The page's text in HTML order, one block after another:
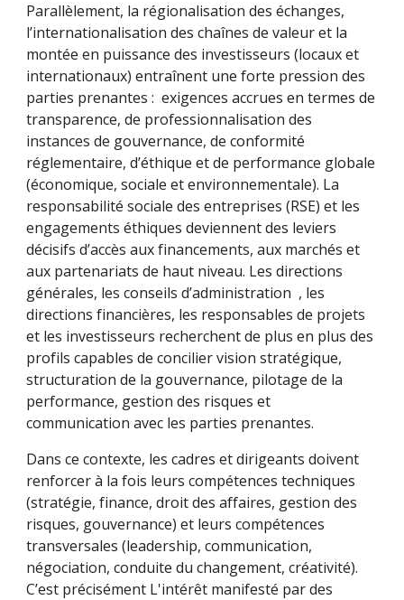
Parallèlement, la régionalisation des échanges,
l’internationalisation des chaînes de valeur et la
montée en puissance des investisseurs (locaux et
internationaux) entraînent une forte pression des
parties prenantes : exigences accrues en termes de
transparence, de professionnalisation des
instances de gouvernance, de conformité
réglementaire, d’éthique et de performance globale
(économique, sociale et environnementale). La
responsabilité sociale des entreprises (RSE) et les
engagements éthiques deviennent des leviers
décisifs d’accès aux financements, aux marchés et
aux partenariats de haut niveau. Les directions
générales, les conseils d’administration , les
directions financières, les responsables de projets
et les investisseurs recherchent de plus en plus des
profils capables de concilier vision stratégique,
structuration de la gouvernance, pilotage de la
performance, gestion des risques et
communication avec les parties prenantes.
Dans ce contexte, les cadres et dirigeants doivent
renforcer à la fois leurs compétences techniques
(stratégie, finance, droit des affaires, gestion des
risques, gouvernance) et leurs compétences
transversales (leadership, communication,
négociation, conduite du changement, créativité).
C’est précisément L'intérêt manifesté par des